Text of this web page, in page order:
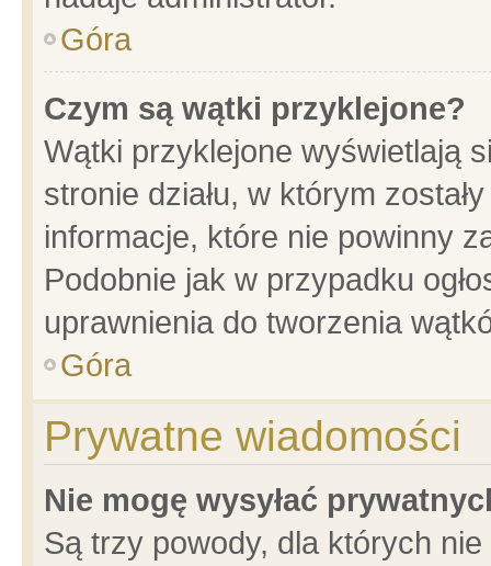
Góra
Czym są wątki przyklejone?
Wątki przyklejone wyświetlają
stronie działu, w którym
informacje, które nie powinny
Podobnie jak w przypadku
uprawnienia do tworzenia
Góra
Prywatne wiadomości
Nie mogę wysyłać
Są trzy powody, dla których